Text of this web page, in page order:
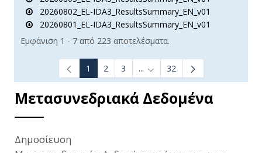
20260802_EL-IDA3_ResultsSummary_EN_v01
20260801_EL-IDA3_ResultsSummary_EN_v01
Εμφάνιση 1 - 7 από 223 αποτελέσματα.
1 2 3 ... Ενδιάμεσες σελίδες Use
32
Μετασυνεδριακά Δεδομένα
Δημοσίευση